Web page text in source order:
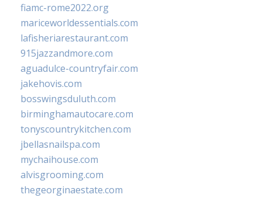
fiamc-rome2022.org
mariceworldessentials.com
lafisheriarestaurant.com
915jazzandmore.com
aguadulce-countryfair.com
jakehovis.com
bosswingsduluth.com
birminghamautocare.com
tonyscountrykitchen.com
jbellasnailspa.com
mychaihouse.com
alvisgrooming.com
thegeorginaestate.com